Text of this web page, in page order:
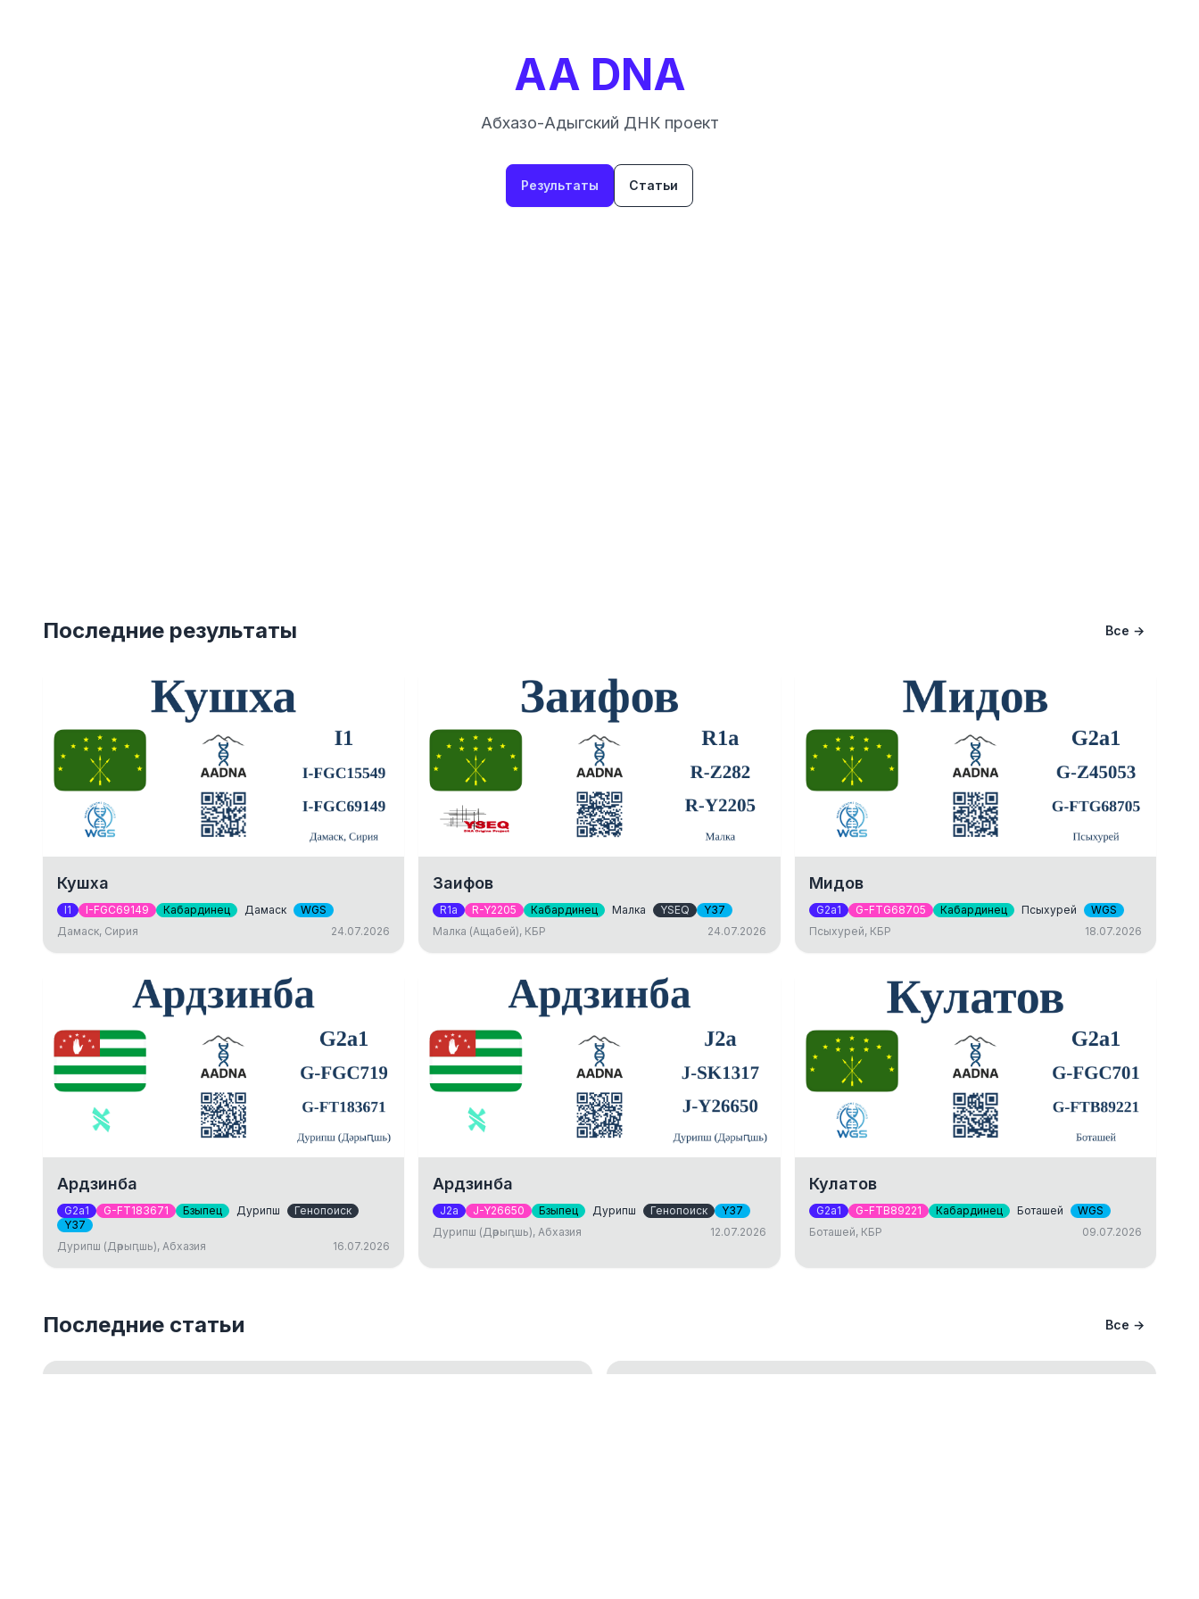
AA DNA
Абхазо-Адыгский ДНК проект
Результаты Статьи
Последние результаты Все →
Кушха
I1 I-FGC69149 Кабардинец Дамаск
WGS
Дамаск, Сирия
24.07.2026
Заифов
R1a R-Y2205 Кабардинец Малка YSEQ
Y37
Малка (Ащабей), КБР
24.07.2026
Мидов
G2a1 G-FTG68705 Кабардинец Псыхурей
WGS
Псыхурей, КБР
18.07.2026
Ардзинба
G2a1 G-FT183671 Бзыпец Дурипш
Генопоиск
Y37
Дурипш (Дәрыԥшь), Абхазия
16.07.2026
Ардзинба
J2a J-Y26650 Бзыпец Дурипш Генопоиск
Y37
Дурипш (Дәрыԥшь), Абхазия
12.07.2026
Кулатов
G2a1 G-FTB89221 Кабардинец Боташей
WGS
Боташей, КБР
09.07.2026
Последние статьи Все →